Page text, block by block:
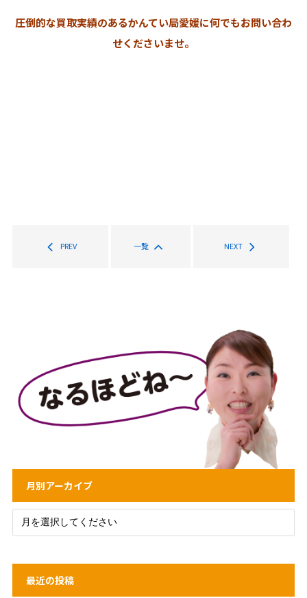
圧倒的な買取実績のあるかんてい局愛媛に何でもお問い合わ
せくださいませ。
PREV 一覧 NEXT
月別アーカイブ
最近の投稿